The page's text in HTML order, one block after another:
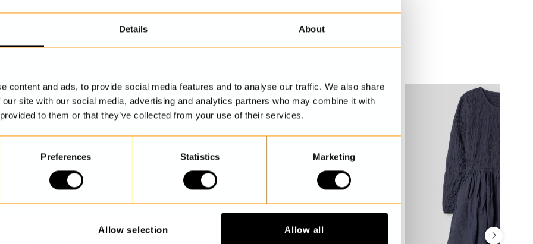
Details About
content and ads, to provide social media features and to analyse our traffic. We also share
site with our social media, advertising and analytics partners who may combine it with
to them or that they’ve collected from your use of their services.
Preferences Statistics Marketing
Allow selection Allow all
UPPTÄCK MER